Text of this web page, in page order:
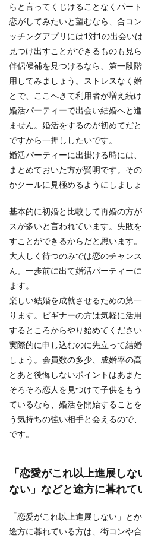
らと言ってくじけることなくパー
恋がしてみたいと望むなら、合コ
ッチングアプリには1対1の出会い
見つけ出すことができるものも見ら
伴侶候補を見つけるなら、第一段
用してみましょう。ストレスなく
とで、ここへきて利用者が増え続け
婚活パーティーで出会い結婚へと
ません。婚活をするのが初めてだ
ですから一押ししたいです。
婚活パーティーに出掛ける時には
まとめておいた方が賢明です。そ
かクールに見極めるようにしましょ
基本的に初婚と比較して再婚の方
スが多いと言われています。失敗
すことができるからだと思います。
大人しく待つのみでは恋のチャン
ん。一歩前に出て婚活パーティー
ます。
楽しい結婚を成就させるための第
ります。ビギナーの方は気軽に活
するところからやり始めてください
実際的に申し込むのに先立って結
しょう。会員数の多少、成婚率の
とあと後悔しないポイントはあまた
そろそろ恋人を見つけて子供をも
ているなら、婚活を開始すること
う気持ちの強い相手と会えるので
です。
「恋愛がこれ以上進展し
ない」などと途方に暮れて
「恋愛がこれ以上進展しない」と
途方に暮れている方は、街コンや